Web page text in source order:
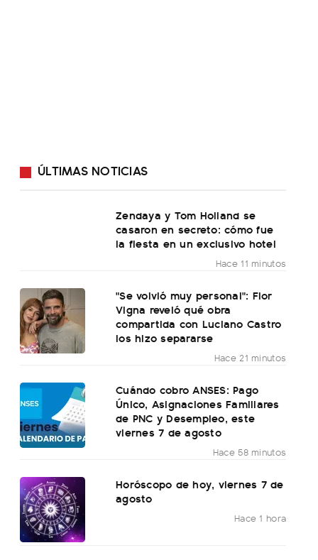
ÚLTIMAS NOTICIAS
Zendaya y Tom Holland se
casaron en secreto: cómo fue
la fiesta en un exclusivo hotel
Hace 11 minutos
"Se volvió muy personal": Flor
Vigna reveló qué obra
compartida con Luciano Castro
los hizo separarse
Hace 21 minutos
Cuándo cobro ANSES: Pago
Único, Asignaciones Familiares
de PNC y Desempleo, este
viernes 7 de agosto
Hace 58 minutos
Horóscopo de hoy, viernes 7 de
agosto
Hace 1 hora